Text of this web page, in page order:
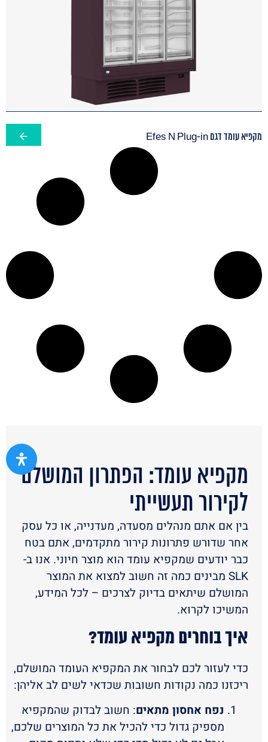
מקפיא עומד דגם Efes N Plug-in
מקפיא עומד: הפתרון המושלם
לקירור תעשייתי
בין אם אתם מנהלים מסעדה, מעדנייה, או כל עסק
אחר שדורש פתרונות קירור מתקדמים, אתם בטח
כבר יודעים שמקפיא עומד הוא מוצר חיוני. אנו ב-
SLK מבינים כמה זה חשוב למצוא את המוצר
המושלם שיתאים בדיוק לצרכים – לכל המידע,
המשיכו לקרוא.
איך בוחרים מקפיא עומד?
כדי לעזור לכם לבחור את המקפיא העומד המושלם,
ריכזנו כמה נקודות חשובות שכדאי לשים לב אליהן:
נפח אחסון מתאים: חשוב לבדוק שהמקפיא
מספיק גדול כדי להכיל את כל המוצרים שלכם,